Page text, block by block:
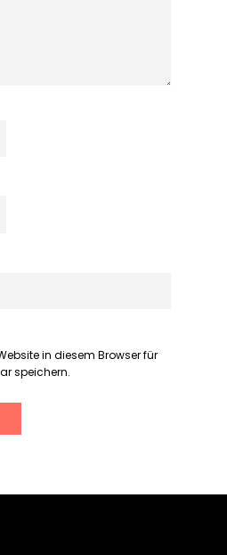
in diesem Browser für
speichern.